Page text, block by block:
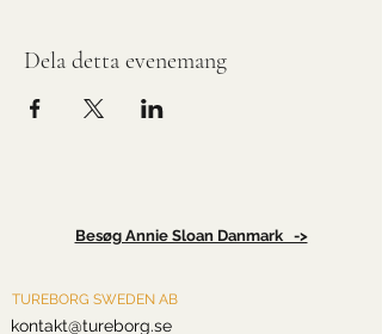
Dela detta evenemang
Besøg Annie Sloan Danmark ->
TUREBORG SWEDEN AB
kontakt@tureborg.se